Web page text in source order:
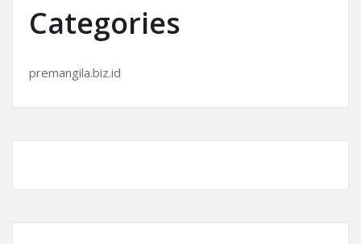
Categories
premangila.biz.id